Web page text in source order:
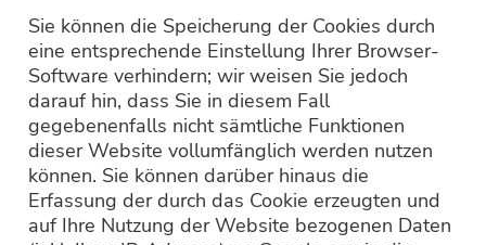
Sie können die Speicherung der Cookies durch
eine entsprechende Einstellung Ihrer Browser-
Software verhindern; wir weisen Sie jedoch
darauf hin, dass Sie in diesem Fall
gegebenenfalls nicht sämtliche Funktionen
dieser Website vollumfänglich werden nutzen
können. Sie können darüber hinaus die
Erfassung der durch das Cookie erzeugten und
auf Ihre Nutzung der Website bezogenen Daten